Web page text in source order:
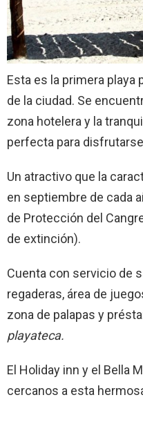
Esta es la primera
de la ciudad. Se
zona hotelera y la
perfecta para
Un atractivo que la
en septiembre de cada
de Protección del
de extinción).
Cuenta con servicio de
regaderas, área de
zona de palapas y
playateca.
El Holiday inn y el Bella
cercanos a esta